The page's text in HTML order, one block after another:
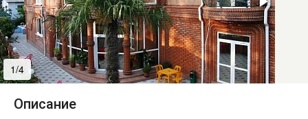
1/4
Описание